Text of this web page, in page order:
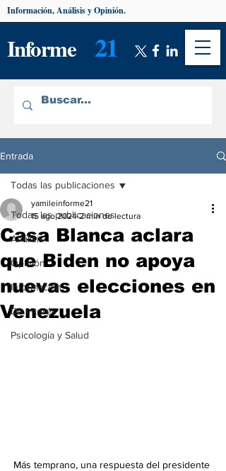
Informe 21
Información, Análisis y Opinión.
Entrada
Todas las publicaciones
Análisis
Opinión
Información
De interés
Psicología y Salud
Todas las publicaciones
Casa Blanca aclara
que Biden no apoya
nuevas elecciones en
Venezuela
yamileinforme21
15 ago 2024 2 min de lectura
Más temprano, una respuesta del presidente